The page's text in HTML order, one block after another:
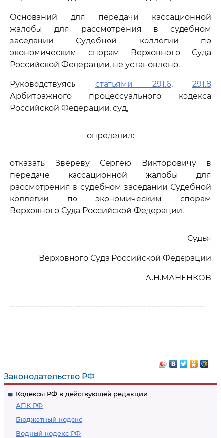
Законодательство РФ
Кодексы РФ в действующей редакции
АПК РФ
Бюджетный кодекс
Водный кодекс РФ
Оснований для передачи кассационной
жалобы для рассмотрения в судебном
заседании Судебной коллегии по
экономическим спорам Верховного Суда
Российской Федерации, не установлено.
Руководствуясь статьями 291.6, 291.8
Арбитражного процессуального кодекса
Российской Федерации, суд,
определил:
отказать Звереву Сергею Викторовичу в
передаче кассационной жалобы для
рассмотрения в судебном заседании Судебной
коллегии по экономическим спорам
Верховного Суда Российской Федерации.
Судья
Верховного Суда Российской Федерации
А.Н.МАНЕНКОВ
------------------------------------------------------------------